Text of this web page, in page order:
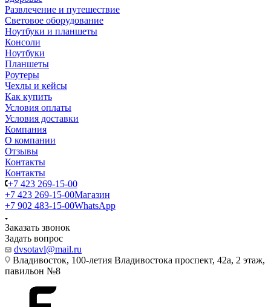
Развлечение и путешествие
Световое оборудование
Ноутбуки и планшеты
Консоли
Ноутбуки
Планшеты
Роутеры
Чехлы и кейсы
Как купить
Условия оплаты
Условия доставки
Компания
О компании
Отзывы
Контакты
Контакты
+7 423 269-15-00
+7 423 269-15-00Магазин
+7 902 483-15-00WhatsApp
Заказать звонок
Задать вопрос
dvsotavl@mail.ru
Владивосток, 100-летия Владивостока проспект, 42а, 2 этаж,
павильон №8